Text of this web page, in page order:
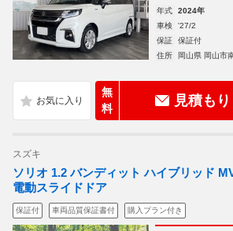
年式 2024年
車検
'27/2
保証
保証付
住所
岡山県 岡山市
無
料
見積も
スズキ
ソリオ 1.2 バンディット ハイブリッド
電動スライドドア
保証付 車両品質保証書付 購入プラン付き